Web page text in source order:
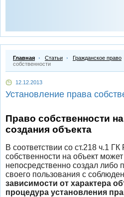
Главная Статьи Гражданское право
собственности
12.12.2013
Установление права
Право собственности
создания объекта
В соответствии со ст.218 ч.1
собственности на объект
непосредственно создал либо
своего пользования с
зависимости от характера
процедура установления